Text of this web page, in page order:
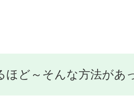
ほど～そんな方法があ